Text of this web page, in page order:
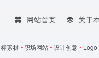
网站首页 关于
标素材 • 职场网站 • 设计创意 • Logo